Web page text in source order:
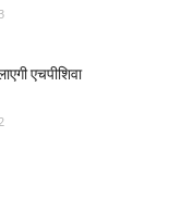
एचपीशिवा